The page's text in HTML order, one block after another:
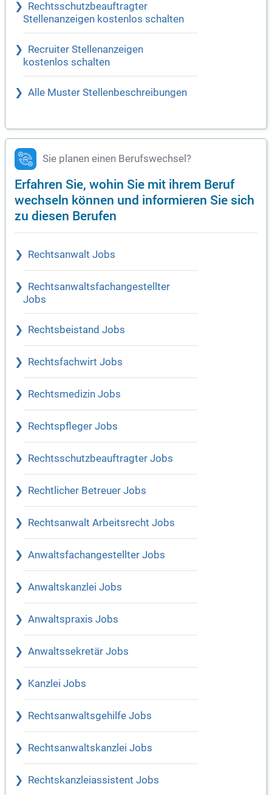
Rechtsschutzbeauftragter
Stellenanzeigen kostenlos schalten
Recruiter Stellenanzeigen
kostenlos schalten
Alle Muster Stellenbeschreibungen
Sie planen einen Berufswechsel?
Erfahren Sie, wohin Sie mit ihrem Beruf
wechseln können und informieren Sie sich
zu diesen Berufen
Rechtsanwalt Jobs
Rechtsanwaltsfachangestellter
Jobs
Rechtsbeistand Jobs
Rechtsfachwirt Jobs
Rechtsmedizin Jobs
Rechtspfleger Jobs
Rechtsschutzbeauftragter Jobs
Rechtlicher Betreuer Jobs
Rechtsanwalt Arbeitsrecht Jobs
Anwaltsfachangestellter Jobs
Anwaltskanzlei Jobs
Anwaltspraxis Jobs
Anwaltssekretär Jobs
Kanzlei Jobs
Rechtsanwaltsgehilfe Jobs
Rechtsanwaltskanzlei Jobs
Rechtskanzleiassistent Jobs